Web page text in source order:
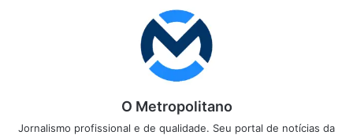
O Metropolitano
Jornalismo profissional e de qualidade. Seu portal de notícias da